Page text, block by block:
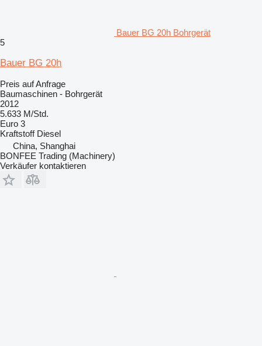
Bauer BG 20h Bohrgerät
5
Bauer BG 20h
Preis auf Anfrage
Baumaschinen - Bohrgerät
2012
5.633 M/Std.
Euro 3
Kraftstoff Diesel
China, Shanghai
BONFEE Trading (Machinery)
Verkäufer kontaktieren